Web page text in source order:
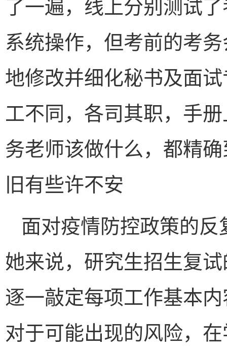
系统操作，但考前的考
地修改并细化秘书及面
工不同，各司其职，手
务老师该做什么，都精
旧有些许不安
面对疫情防控政策的
她来说，研究生招生复
逐一敲定每项工作基本
对于可能出现的风险，